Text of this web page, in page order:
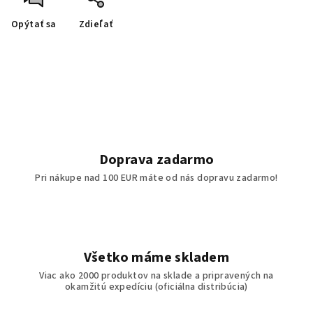
Opýtať sa Zdieľať
Doprava zadarmo
Pri nákupe nad 100 EUR máte od nás dopravu zadarmo!
Všetko máme skladem
Viac ako 2000 produktov na sklade a pripravených na
okamžitú expedíciu (oficiálna distribúcia)